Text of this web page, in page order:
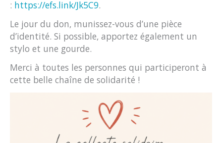
: https://efs.link/Jk5C9.
Le jour du don, munissez-vous d’une pièce
d’identité. Si possible, apportez également un
stylo et une gourde.
Merci à toutes les personnes qui participeront à
cette belle chaîne de solidarité !